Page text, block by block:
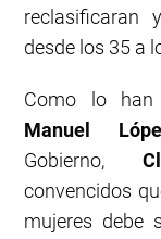
reclasificaran
desde los 35 a
Como lo han
Manuel
Gobierno,
convencidos
mujeres debe